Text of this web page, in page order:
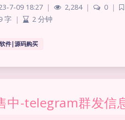
7-09 18:27 | 2,284 | 0 |
字 | 2 分钟
软件|源码购买
中-telegram群发信